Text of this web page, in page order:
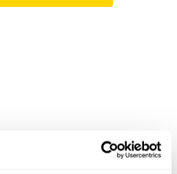
zorgen voor een opvallende en